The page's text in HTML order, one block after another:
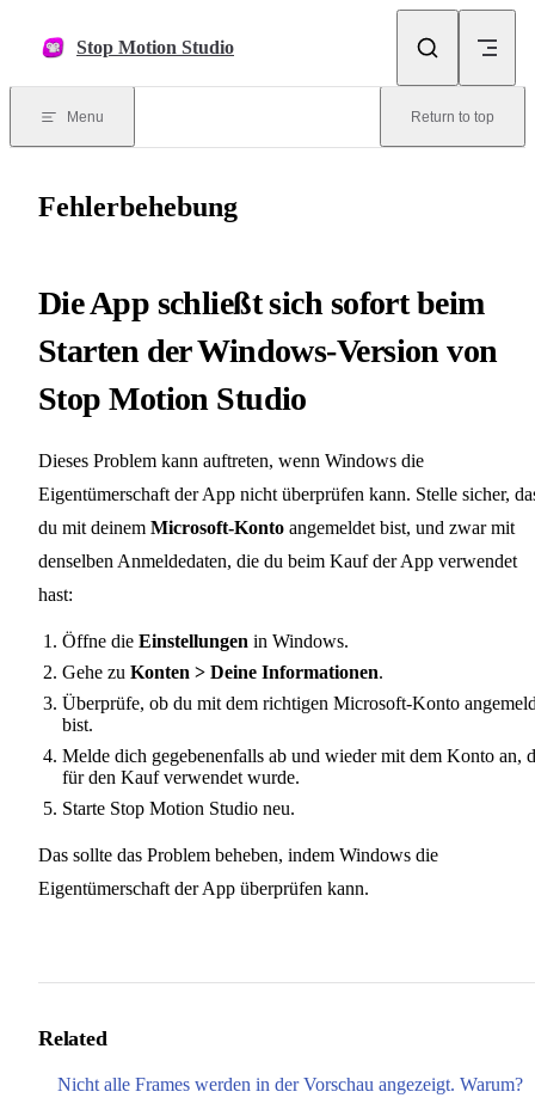
Stop Motion Studio
Menu Return to top
Fehlerbehebung
Die App schließt sich sofort beim
Starten der Windows-Version von
Stop Motion Studio
Dieses Problem kann auftreten, wenn Windows die
Eigentümerschaft der App nicht überprüfen kann. Stelle sicher,
du mit deinem Microsoft-Konto angemeldet bist, und zwar mit
denselben Anmeldedaten, die du beim Kauf der App verwendet
hast:
Öffne die Einstellungen in Windows.
Gehe zu Konten > Deine Informationen.
Überprüfe, ob du mit dem richtigen Microsoft-Konto
bist.
Melde dich gegebenenfalls ab und wieder mit dem Konto an,
für den Kauf verwendet wurde.
Starte Stop Motion Studio neu.
Das sollte das Problem beheben, indem Windows die
Eigentümerschaft der App überprüfen kann.
Related
Nicht alle Frames werden in der Vorschau angezeigt. Warum?